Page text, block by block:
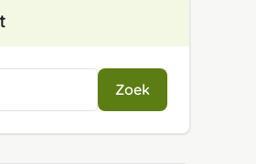
Zoek